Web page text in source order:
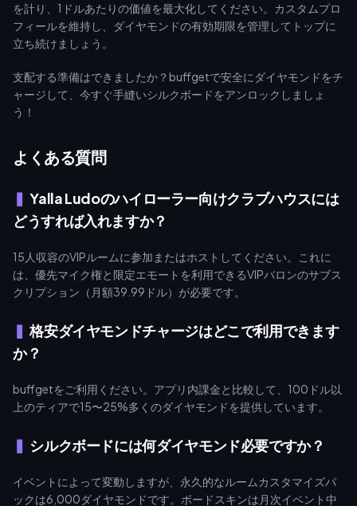
を計り、1ドルあたりの価値を最大化してください。カスタムプロ
フィールを維持し、ダイヤモンドの有効期限を管理してトップに
立ち続けましょう。
支配する準備はできましたか？buffgetで安全にダイヤモンドをチ
ャージして、今すぐ手縫いシルクボードをアンロックしましょ
う！
よくある質問
Yalla Ludoのハイローラー向けクラブハウスには
どうすれば入れますか？
15人収容のVIPルームに参加またはホストしてください。これに
は、優先マイク権と限定エモートを利用できるVIPバロンのサブス
クリプション（月額39.99ドル）が必要です。
格安ダイヤモンドチャージはどこで利用できます
か？
buffgetをご利用ください。アプリ内課金と比較して、100ドル以
上のティアで15〜25%多くのダイヤモンドを提供しています。
シルクボードには何ダイヤモンド必要ですか？
イベントによって変動しますが、永久的なルームカスタマイズパ
ックは6,000ダイヤモンドです。ボードスキンは月次イベント中